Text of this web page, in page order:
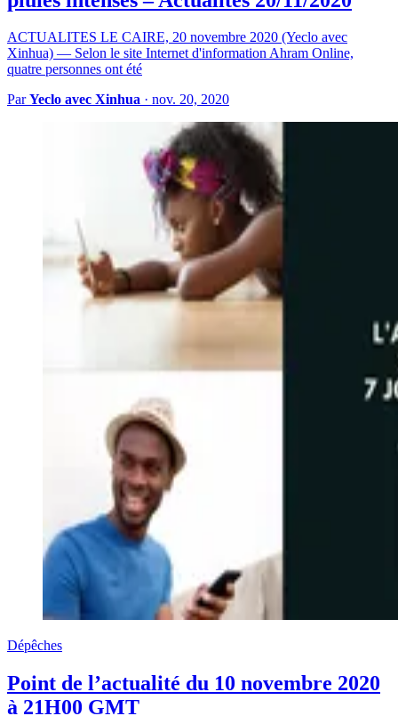
ACTUALITES LE CAIRE, 20 novembre 2020 (Yeclo avec
Xinhua) — Selon le site Internet d'information Ahram Online,
quatre personnes ont été
ParYeclo avec Xinhua · nov. 20, 2020
Dépêches
Point de l’actualité du 10 novembre 2020
à 21H00 GMT